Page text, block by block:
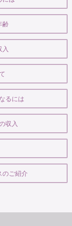
齢
入
るには
収入
のご紹介